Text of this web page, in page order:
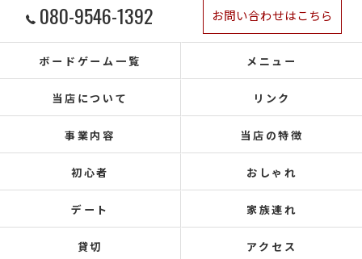
080-9546-1392 お問い合わせはこちら
ボードゲーム一覧 メニュー
当店について リンク
事業内容 当店の特徴
初心者 おしゃれ
デート 家族連れ
貸切 アクセス